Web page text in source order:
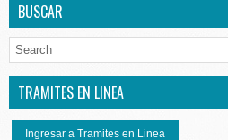
BUSCAR
TRAMITES EN LINEA
Ingresar a Tramites en Linea